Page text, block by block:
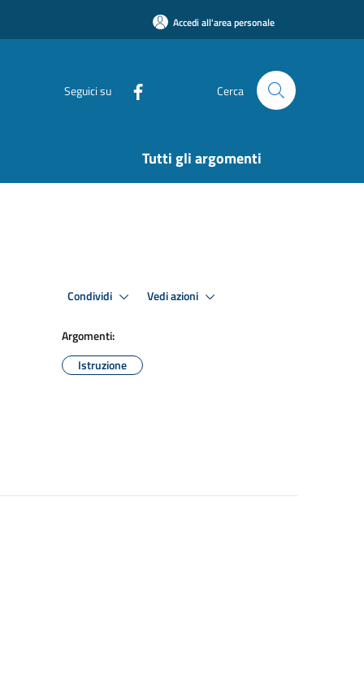
Accedi all'area personale
Seguici su Cerca
Tutti gli argomenti
Condividi Vedi azioni
Argomenti:
Istruzione